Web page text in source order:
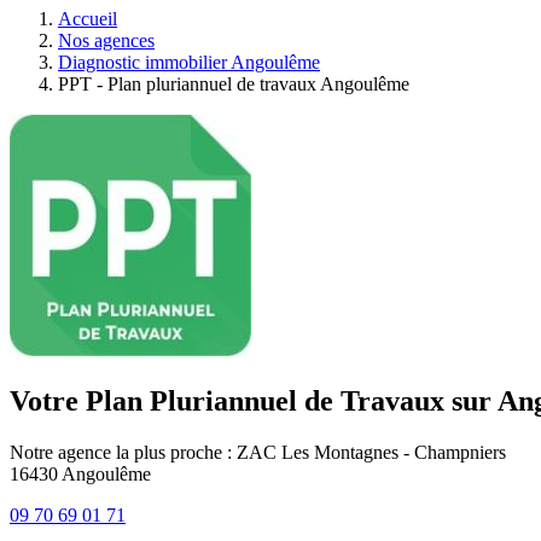
Accueil
Nos agences
Diagnostic immobilier Angoulême
PPT - Plan pluriannuel de travaux Angoulême
Votre Plan Pluriannuel de Travaux sur
Notre agence la plus proche : ZAC Les Montagnes - Champniers
16430 Angoulême
09 70 69 01 71